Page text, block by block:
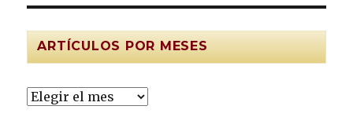
ARTÍCULOS POR MESES
Artículos